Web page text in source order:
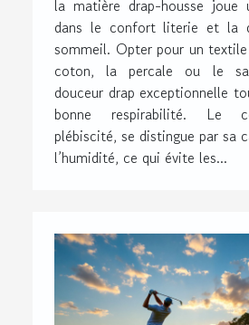
la matière drap-housse joue
dans le confort literie et la
sommeil. Opter pour un
coton, la percale ou le
douceur drap exceptionnelle
bonne respirabilité. Le
plébiscité, se distingue par sa
l’humidité, ce qui évite les...